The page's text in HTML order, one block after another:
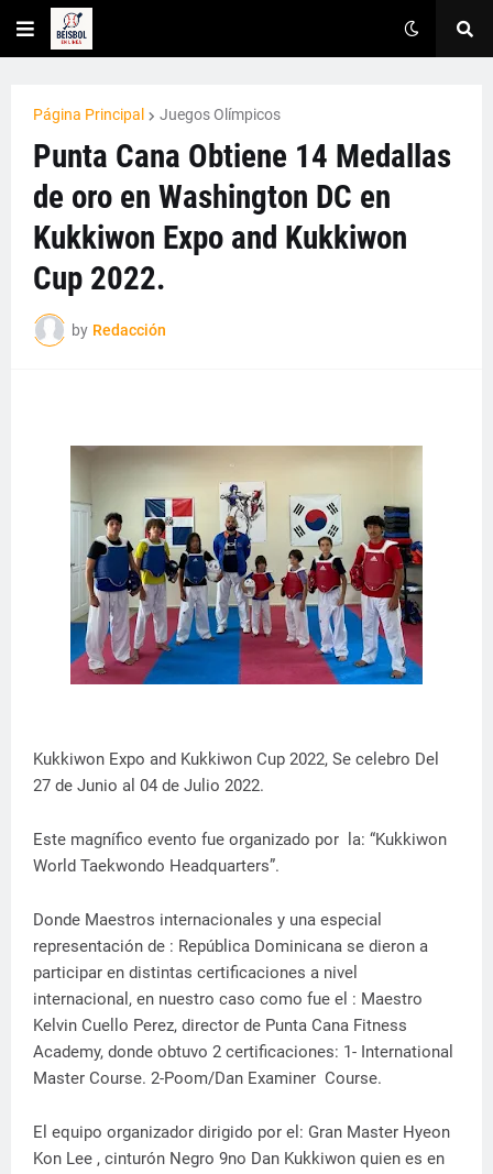
Página Principal Juegos Olímpicos
Punta Cana Obtiene 14 Medallas
de oro en Washington DC en
Kukkiwon Expo and Kukkiwon
Cup 2022.
by Redacción
Kukkiwon Expo and Kukkiwon Cup 2022, Se celebro Del
27 de Junio al 04 de Julio 2022.
Este magnífico evento fue organizado por la: “Kukkiwon
World Taekwondo Headquarters”.
Donde Maestros internacionales y una especial
representación de : República Dominicana se dieron a
participar en distintas certificaciones a nivel
internacional, en nuestro caso como fue el : Maestro
Kelvin Cuello Perez, director de Punta Cana Fitness
Academy, donde obtuvo 2 certificaciones: 1- International
Master Course. 2-Poom/Dan Examiner Course.
El equipo organizador dirigido por el: Gran Master Hyeon
Kon Lee , cinturón Negro 9no Dan Kukkiwon quien es en